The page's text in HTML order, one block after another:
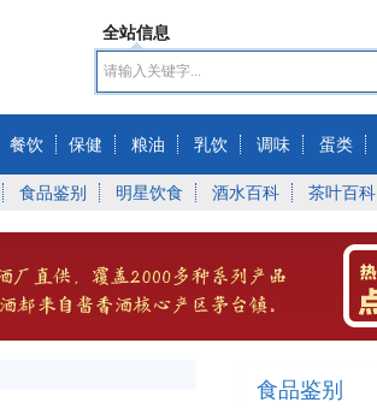
全站信息
餐饮 保健 粮油 乳饮 调味 蛋类
食品鉴别 明星饮食 酒水百科 茶叶百科
食品鉴别